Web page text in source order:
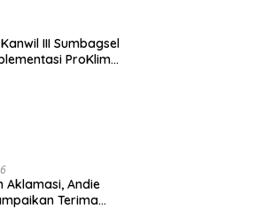
III Sumbagsel
ProKlim
Aklamasi, Andie
Terima